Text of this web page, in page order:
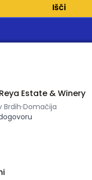
Išči
Estate & Winery
Brdih Domačija